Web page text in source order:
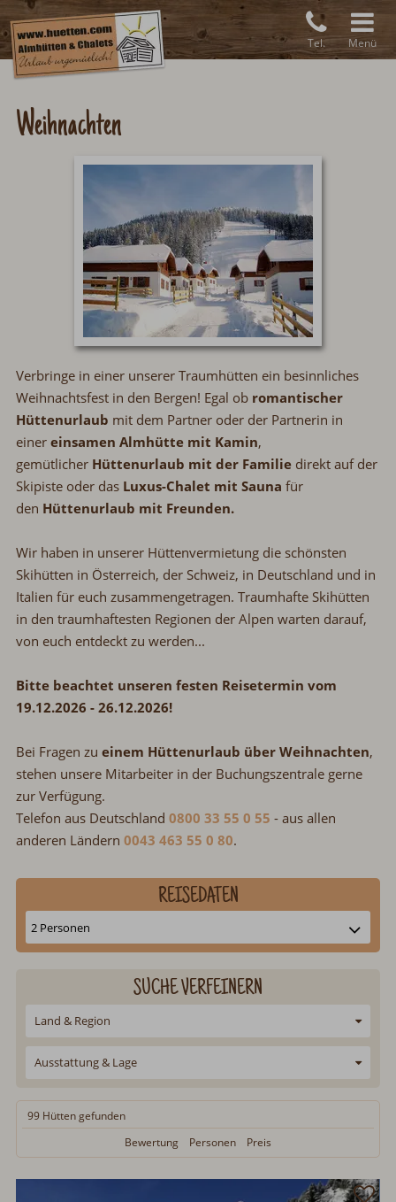
Tel. Menü
Weihnachten
Verbringe in einer unserer Traumhütten ein besinnliches
Weihnachtsfest in den Bergen! Egal ob romantischer
Hüttenurlaub mit dem Partner oder der Partnerin in
einereinsamen Almhütte mit Kamin,
gemütlicher Hüttenurlaub mit der Familie direkt auf der
Skipiste oder das Luxus-Chalet mit Sauna für
den Hüttenurlaub mit Freunden.
Wir haben in unserer Hüttenvermietung die schönsten
Skihütten in Österreich, der Schweiz, in Deutschland und in
Italien für euch zusammengetragen. Traumhafte Skihütten
in den traumhaftesten Regionen der Alpen warten darauf,
von euch entdeckt zu werden...
Bitte beachtet unseren festen Reisetermin vom
19.12.2026 - 26.12.2026!
Bei Fragen zueinem Hüttenurlaub über Weihnachten,
stehen unsere Mitarbeiter in der Buchungszentrale gerne
zur Verfügung.
Telefon aus Deutschland0800 33 55 0 55 - aus allen
anderen Ländern0043 463 55 0 80.
REISEDATEN
SUCHE VERFEINERN
Land & Region
Ausstattung & Lage
99 Hüttengefunden
Bewertung
Personen Preis